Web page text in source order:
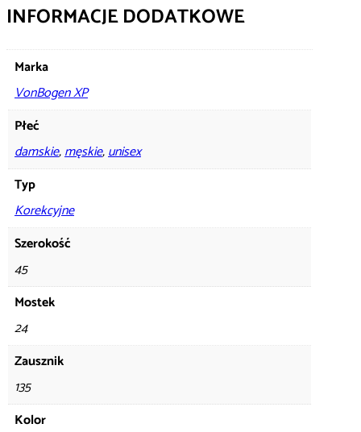
INFORMACJE DODATKOWE
Marka
VonBogen XP
Płeć
damskie,męskie,unisex
Typ
Korekcyjne
Szerokość
45
Mostek
24
Zausznik
135
Kolor